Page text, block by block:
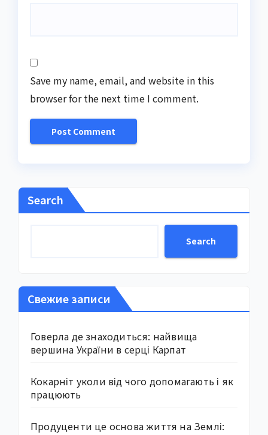
Save my name, email, and website in this
browser for the next time I comment.
Search
Search
Свежие записи
Говерла де знаходиться: найвища
вершина України в серці Карпат
Кокарніт уколи від чого допомагають і як
працюють
Продуценти це основа життя на Землі: